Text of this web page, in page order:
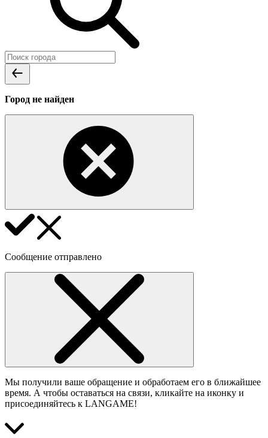
Город не найден
Сообщение отправлено
Мы получили ваше обращение и обработаем его в ближайшее
время. А чтобы оставаться на связи, кликайте на иконку и
присоединяйтесь к LANGAME!